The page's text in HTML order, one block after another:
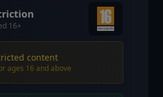
16+
content
ages 16 and above